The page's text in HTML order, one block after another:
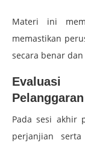
Materi ini
memastikan
secara benar
Pada sesi akhir
perjanjian